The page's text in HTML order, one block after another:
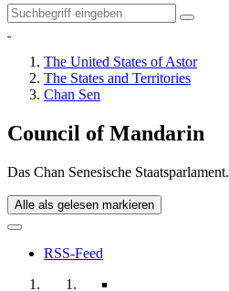
The United States of Astor
The States and Territories
Chan Sen
Council of Mandarin
Das Chan Senesische Staatsparlament.
Alle als gelesen markieren
RSS-Feed